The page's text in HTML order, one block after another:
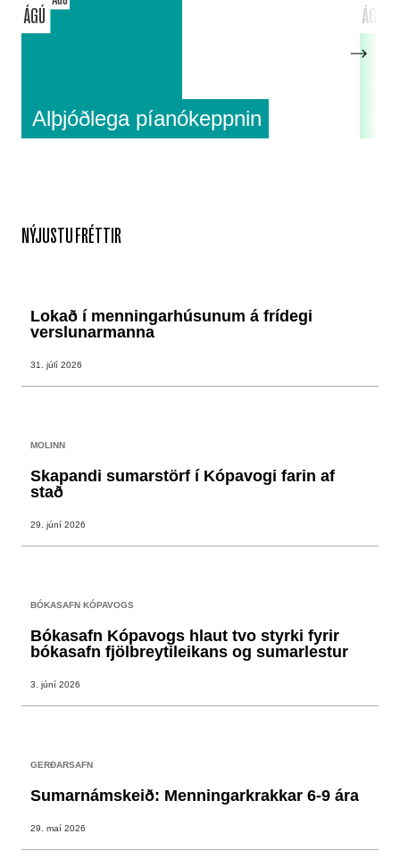
ÁGÚ
Alþjóðlega píanókeppnin
ÁGÚ
NÝJUSTU FRÉTTIR
Lokað í menningarhúsunum á frídegi
verslunarmanna
31. júlí 2026
MOLINN
Skapandi sumarstörf í Kópavogi farin af
stað
29. júní 2026
BÓKASAFN KÓPAVOGS
Bókasafn Kópavogs hlaut tvo styrki fyrir
bókasafn fjölbreytileikans og sumarlestur
3. júní 2026
GERÐARSAFN
Sumarnámskeið: Menningarkrakkar 6-9 ára
29. maí 2026